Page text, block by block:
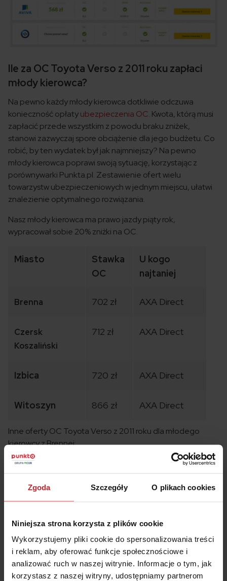
Zgoda Szczegóły O plikach cookies
Niniejsza strona korzysta z plików cookie
Wykorzystujemy pliki cookie do spersonalizowania treści
i reklam, aby oferować funkcje społecznościowe i
analizować ruch w naszej witrynie. Informacje o tym, jak
korzystasz z naszej witryny, udostępniamy partnerom
Ile za OC Toyota Verso z 2011 roku zapłaci
młody kierowca?
Na pewno każdy młody kierowca dotkliwie odczuwa
konieczność opłatyubezpieczenia OC. Kwota, którą musi
zapłacić przede wszystkim z powodu braku zniżek,
stanowi zazwyczaj spore obciążenie dla jego budżetu. Co
robić, by ten wydatek był jak najmniejszy? Na pewno
młody kierowca poprawi swoją sytuację, korzystając z
porównywarki Punkta.pl. Zestawienie ofert wielu
towarzystw ubezpieczeniowych w jednym miejscu, ułatwi
znalezienie optymalnego rozwiązania.
Nasz młody kierowca ma prawo jazdy piąty rok,
wypracował sobie 20% zniżki na OC.
Miasto
Stawka
OC
U kogo
najtaniej
Brenna 702 zł AXA Direct
Czersk
Koszaliński
712 zł AXA Direct
Izbica 720 zł AXA Direct
Witoszyn 866 zł AXA Direct
Inne oferty OC Toyota Verso z 2011 roku dla młodego
kierowcy z Brennej: